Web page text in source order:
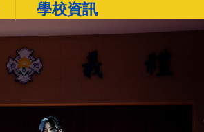
學校資訊